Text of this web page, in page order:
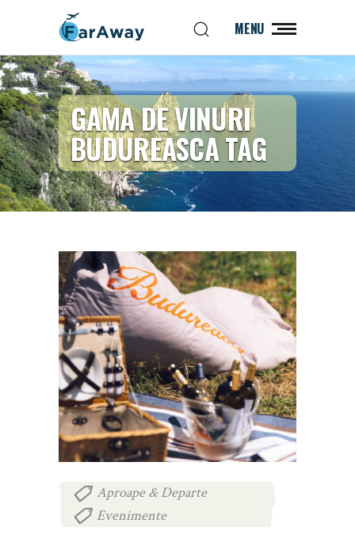
MENU
GAMA DE VINURI
BUDUREASCA TAG
Aproape & Departe
Evenimente